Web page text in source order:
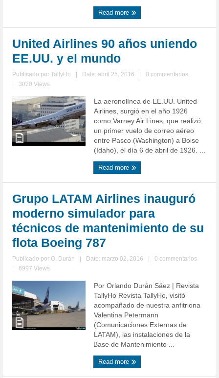
Read more
United Airlines 90 años uniendo
EE.UU. y el mundo
Publicado porTallyHo Date: abril 25, 2016
0 commentarios
3020 Views
La aeronolínea de EE.UU. United
Airlines, surgió en el año 1926
como Varney Air Lines, que realizó
un primer vuelo de correo aéreo
entre Pasco (Washington) a Boise
(Idaho), el día 6 de abril de 1926. ...
Read more
Grupo LATAM Airlines inauguró
moderno simulador para
técnicos de mantenimiento de su
flota Boeing 787
Publicado porO. Durán Date: marzo 02, 2016
0 commentarios
6997 Views
Por Orlando Durán Sáez | Revista
TallyHo Revista TallyHo, visitó
acompañado de nuestra anfitriona
Valentina Petermann
(Comunicaciones Externas de
LATAM), las instalaciones de la
Base de Mantenimiento ...
Read more